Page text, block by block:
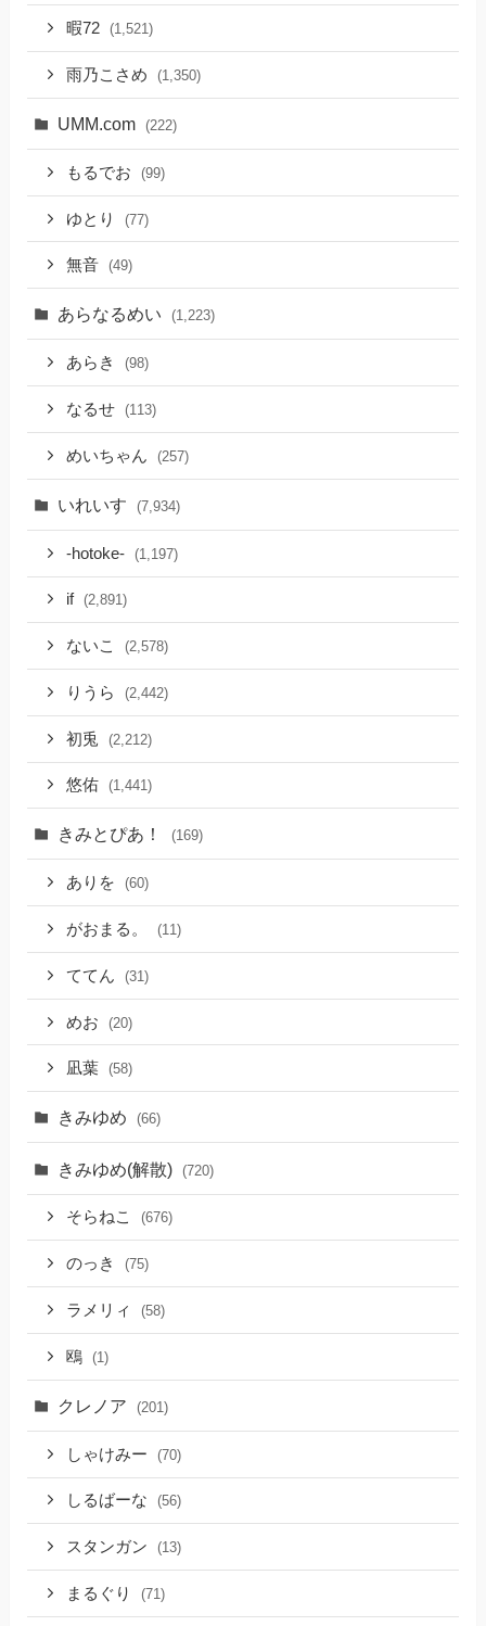
暇72 (1,521)
雨乃こさめ (1,350)
UMM.com (222)
もるでお (99)
ゆとり (77)
無音 (49)
あらなるめい (1,223)
あらき (98)
なるせ (113)
めいちゃん (257)
いれいす (7,934)
-hotoke- (1,197)
if (2,891)
ないこ (2,578)
りうら (2,442)
初兎 (2,212)
悠佑 (1,441)
きみとぴあ！ (169)
ありを (60)
がおまる。 (11)
ててん (31)
めお (20)
凪葉 (58)
きみゆめ (66)
きみゆめ(解散) (720)
そらねこ (676)
のっき (75)
ラメリィ (58)
鴎 (1)
クレノア (201)
しゃけみー (70)
しるばーな (56)
スタンガン (13)
まるぐり (71)